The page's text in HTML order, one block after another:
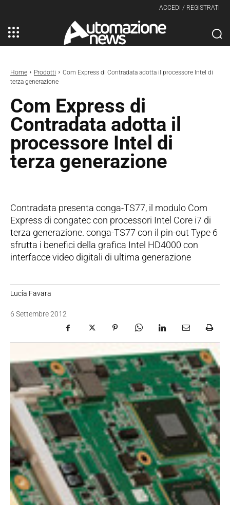
ACCEDI / REGISTRATI
Home Prodotti
Com Express di Contradata adotta il processore Intel di
terza generazione
Com Express di
Contradata adotta il
processore Intel di
terza generazione
Contradata presenta conga-TS77, il modulo Com
Express di congatec con processori Intel Core i7 di
terza generazione. conga-TS77 con il pin-out Type 6
sfrutta i benefici della grafica Intel HD4000 con
interfacce video digitali di ultima generazione
Lucia Favara
6 Settembre 2012